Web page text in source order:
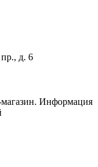
д. 6
Информация